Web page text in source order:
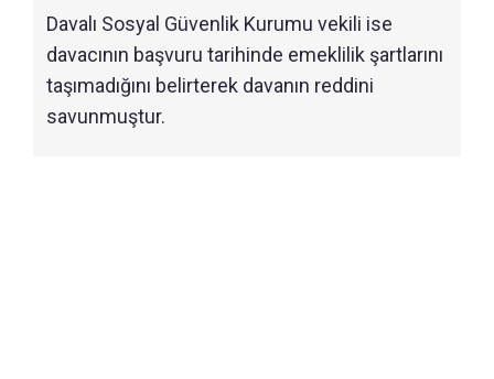
Davalı Sosyal Güvenlik Kurumu vekili ise
davacının başvuru tarihinde emeklilik şartlarını
taşımadığını belirterek davanın reddini
savunmuştur.